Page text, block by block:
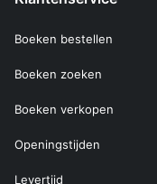
Boeken bestellen
Boeken zoeken
Boeken verkopen
Openingstijden
Levertijd